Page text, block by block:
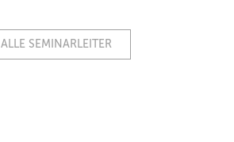
ALLE SEMINARLEITER